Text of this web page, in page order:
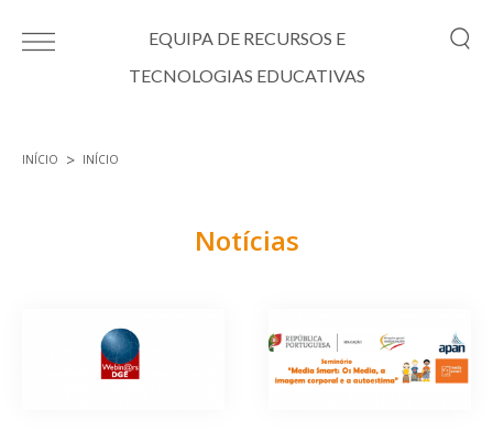
EQUIPA DE RECURSOS E
TECNOLOGIAS EDUCATIVAS
INÍCIO INÍCIO
Notícias
Páginas